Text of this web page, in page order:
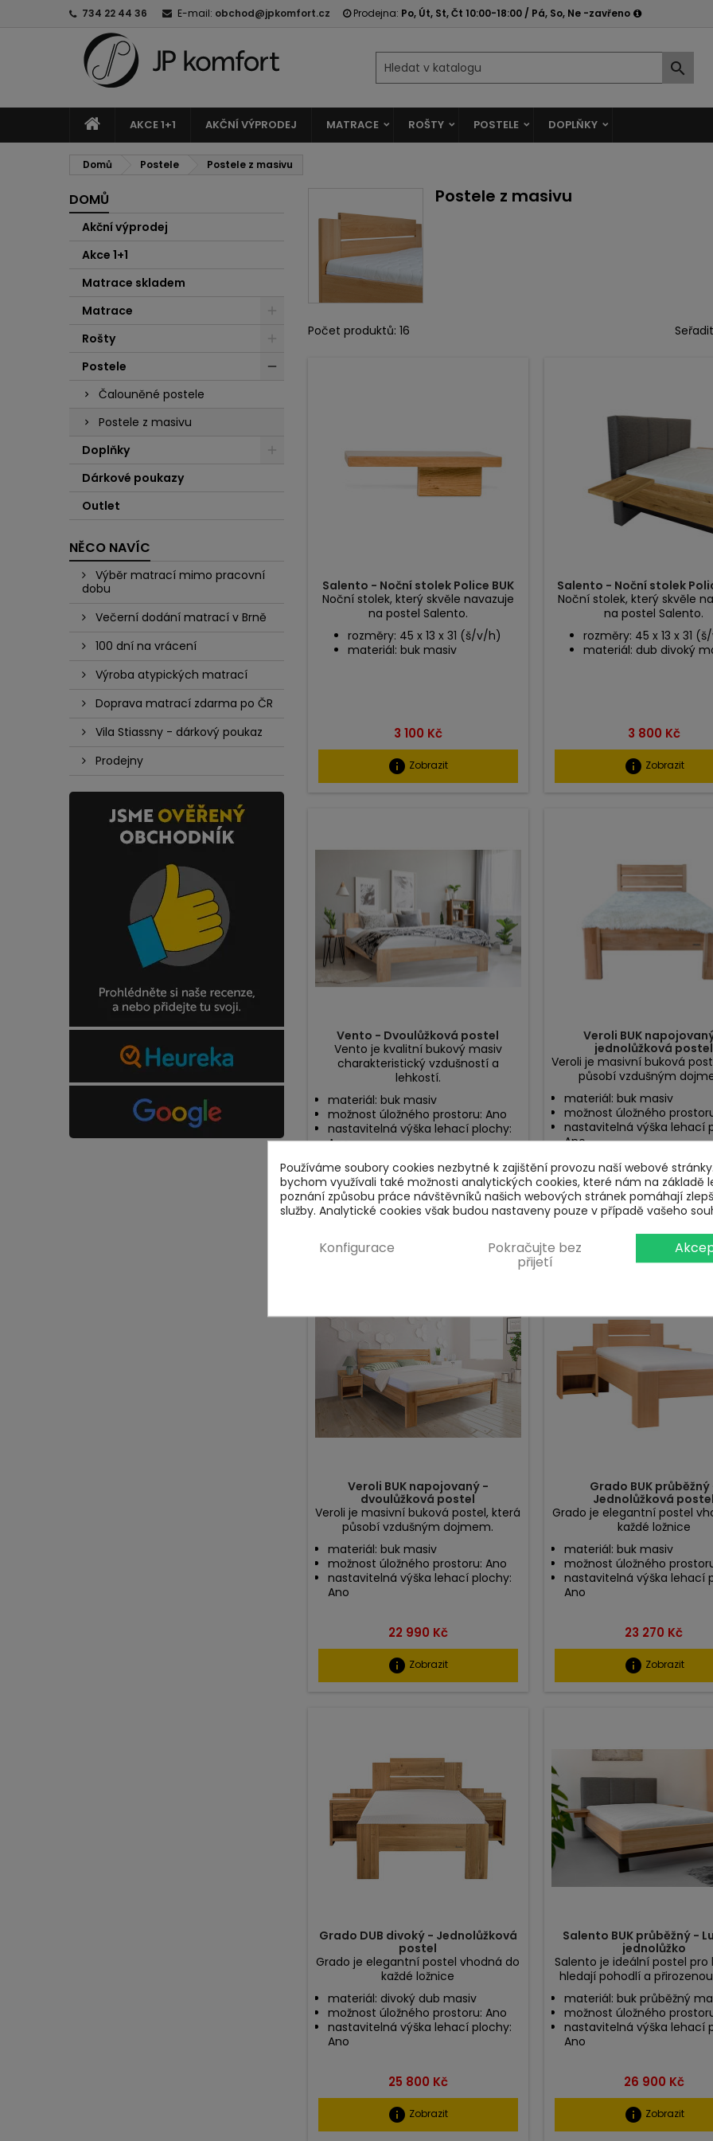
734 22 44 36 E-mail: obchod@jpkomfort.cz Prodejna: Po, Út, St, Čt 10:00-18:00 / Pá, So, Ne -zavřeno

AKCE 1+1 AKČNÍ VÝPRODEJ MATRACE ROŠTY POSTELE DOPLŇKY
Domů Postele Postele z masivu
DOMŮ
Akční výprodej
Akce 1+1
Matrace skladem
Matrace
Rošty
Postele
Čalouněné postele
Postele z masivu
Doplňky
Dárkové poukazy
Outlet
NĚCO NAVÍC
Výběr matrací mimo pracovní
dobu
Večerní dodání matrací v Brně
100 dní na vrácení
Výroba atypických matrací
Doprava matrací zdarma po ČR
Vila Stiassny - dárkový poukaz
Prodejny
Postele z masivu
Počet produktů: 16
Salento - Noční stolek Police BUK
Noční stolek, který skvěle navazuje
na postel Salento.
rozměry: 45 x 13 x 31 (š/v/h)
materiál: buk masiv
Cena
3 100 Kč
info Zobrazit
Salento - Noční stolek
Noční stolek, který skvěle
na postel Salento.
rozměry: 45 x 13 x 31
materiál: dub divoký
Cena
3 800 Kč
info Zobrazit
Vento - Dvoulůžková postel
Vento je kvalitní bukový masiv
charakteristický vzdušností a
lehkostí.
materiál: buk masiv
možnost úložného prostoru: Ano
nastavitelná výška lehací plochy:
Ano
Cena
17 900 Kč
infoZobrazit
Veroli BUK
jednolůžková postel
Veroli je masivní buková
působí vzdušným
materiál: buk masiv
možnost úložného
nastavitelná výška lehací
Ano
Cena
19 070 Kč
info Zobrazit
Veroli BUK napojovaný -
dvoulůžková postel
Veroli je masivní buková postel, která
působí vzdušným dojmem.
materiál: buk masiv
možnost úložného prostoru: Ano
nastavitelná výška lehací plochy:
Ano
Cena
22 990 Kč
info Zobrazit
Grado BUK průběžný
Jednolůžková postel
Grado je elegantní postel
každé ložnice
materiál: buk masiv
možnost úložného
nastavitelná výška lehací
Ano
Cena
23 270 Kč
info Zobrazit
Grado DUB divoký - Jednolůžková
postel
Grado je elegantní postel vhodná do
každé ložnice
materiál: divoký dub masiv
možnost úložného prostoru: Ano
nastavitelná výška lehací plochy:
Ano
Cena
25 800 Kč
info Zobrazit
Salento BUK průběžný -
jednolůžko
Salento je ideální postel pro
hledají pohodlí a
materiál: buk průběžný
možnost úložného
nastavitelná výška lehací
Ano
Cena
26 900 Kč
info Zobrazit
Používáme soubory cookies nezbytné k zajištění provozu naší webové
bychom využívali také možnosti analytických cookies, které nám na základě
poznání způsobu práce návštěvníků našich webových stránek pomáhají
služby. Analytické cookies však budou nastaveny pouze v případě vašeho
Pokračujte bez
přijetí
Konfigurace